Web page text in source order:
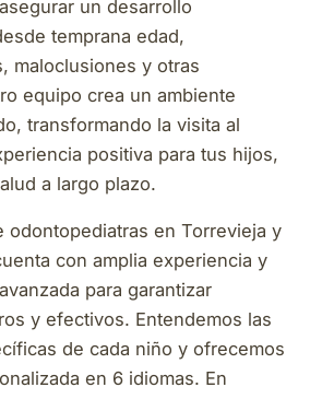
un desarrollo
temprana edad,
maloclusiones y otras
equipo crea un ambiente
transformando la visita al
positiva para tus hijos,
a largo plazo.
odontopediatras en Torrevieja y
con amplia experiencia y
para garantizar
y efectivos. Entendemos las
de cada niño y ofrecemos
en 6 idiomas. En